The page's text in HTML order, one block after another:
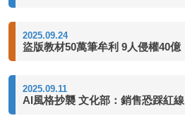
2025.09.24
盜版教材50萬筆牟利 9人侵權40億
2025.09.11
AI風格抄襲 文化部：銷售恐踩紅線